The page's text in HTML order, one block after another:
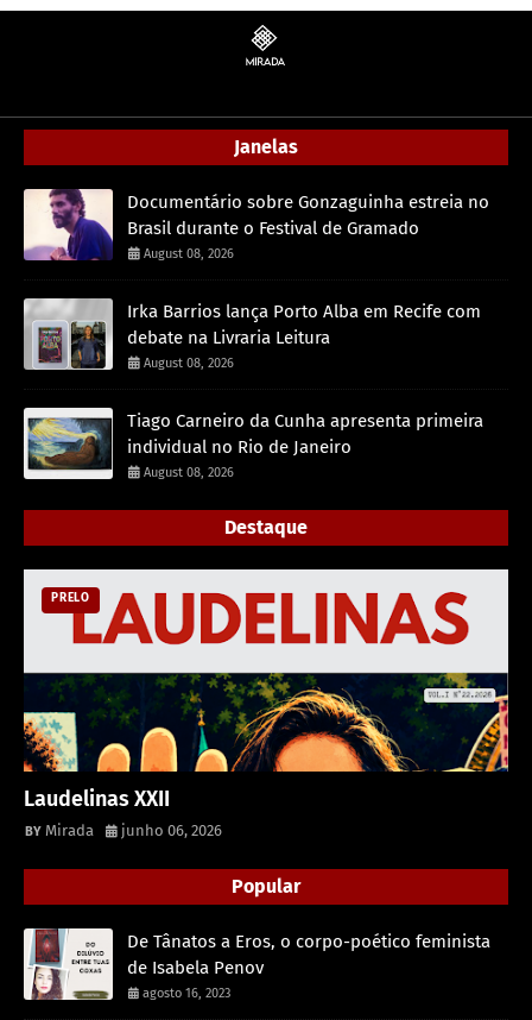
Janelas
Documentário sobre Gonzaguinha estreia no
Brasil durante o Festival de Gramado
August 08, 2026
Irka Barrios lança Porto Alba em Recife com
debate na Livraria Leitura
August 08, 2026
Tiago Carneiro da Cunha apresenta primeira
individual no Rio de Janeiro
August 08, 2026
Destaque
PRELO
Laudelinas XXII
Mirada junho 06, 2026
Popular
De Tânatos a Eros, o corpo-poético feminista
de Isabela Penov
agosto 16, 2023